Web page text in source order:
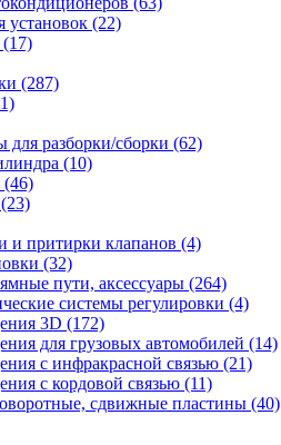
установок (22)
(17)
(287)
для разборки/сборки (62)
(10)
(46)
(23)
и притирки клапанов (4)
(32)
пути, аксессуары (264)
системы регулировки (4)
3D (172)
для грузовых автомобилей (14)
с инфракрасной связью (21)
с кордовой связью (11)
сдвижные пластины (40)